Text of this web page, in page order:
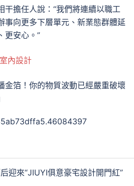
干擔任人說：“我們將連續以職工
事向更多下層單元、新業態群體延
更安心。”
內設計
金箔！你的物質波動已經嚴重破壞
迎來“JIUYI俱意豪宅設計開門紅”